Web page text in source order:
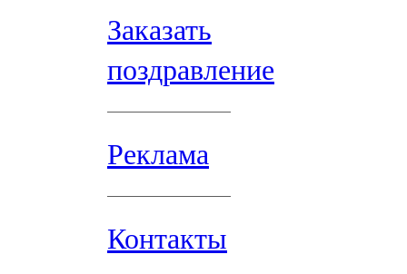
Заказать
поздравление
Реклама
Контакты